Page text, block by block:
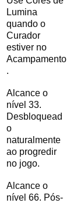
Lumina
quando o
Curador
estiver no
Acampamento
.
Alcance o
nível 33.
Desbloquead
o
naturalmente
ao progredir
no jogo.
Alcance o
nível 66. Pós-